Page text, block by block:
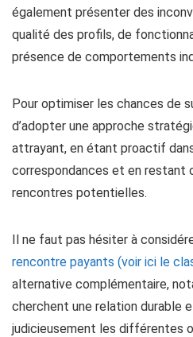
également présenter des
qualité des profils, de
présence de comportements
Pour optimiser les chances de
d’adopter une approche
attrayant, en étant proactif
correspondances et en restant
rencontres potentielles.
Il ne faut pas hésiter à
rencontre payants (voir ici le
alternative complémentaire,
cherchent une relation durable
judicieusement les différentes